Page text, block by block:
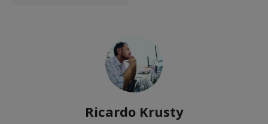
Ricardo Krusty